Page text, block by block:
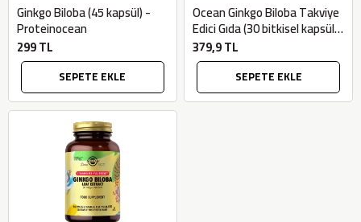
Ginkgo Biloba (45 kapsül) -
Proteinocean
299 TL
SEPETE EKLE
Ocean Ginkgo Biloba Takviye
Edici Gıda (30 bitkisel kapsül)
- Orzax
379,9 TL
SEPETE EKLE